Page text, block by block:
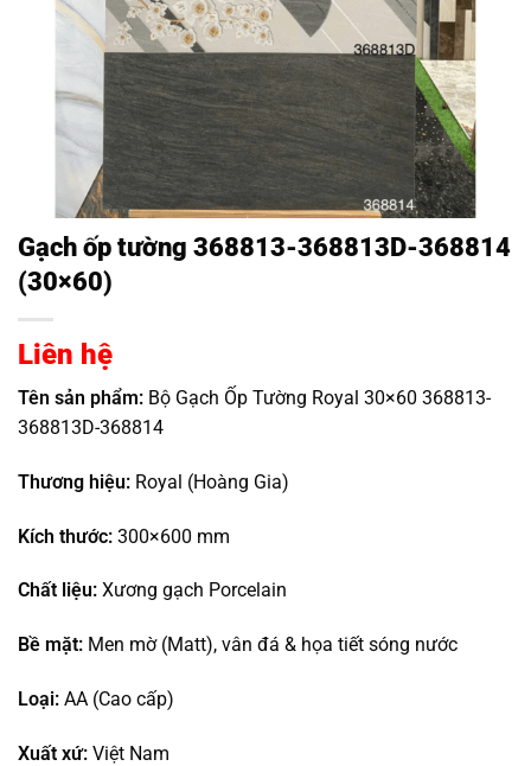
Gạch ốp tường 368813-368813D-368814
(30×60)
Liên hệ
Tên sản phẩm: Bộ Gạch Ốp Tường Royal 30×60 368813-
368813D-368814
Thương hiệu: Royal (Hoàng Gia)
Kích thước: 300×600 mm
Chất liệu: Xương gạch Porcelain
Bề mặt: Men mờ (Matt), vân đá & họa tiết sóng nước
Loại: AA (Cao cấp)
Xuất xứ: Việt Nam